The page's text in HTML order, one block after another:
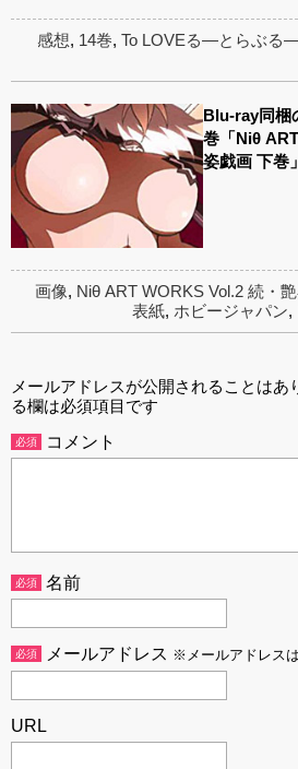
感想, 14巻, To LOVEる―とらぶる
Blu-ray同梱
巻「Niθ
姿戯画 下巻
画像, Niθ ART WORKS Vol.2 続・
表紙, ホビージャパン,
メールアドレスが公開されることはあ
る欄は必須項目です
必須 コメント
必須 名前
必須 メールアドレス ※メールアドレス
URL